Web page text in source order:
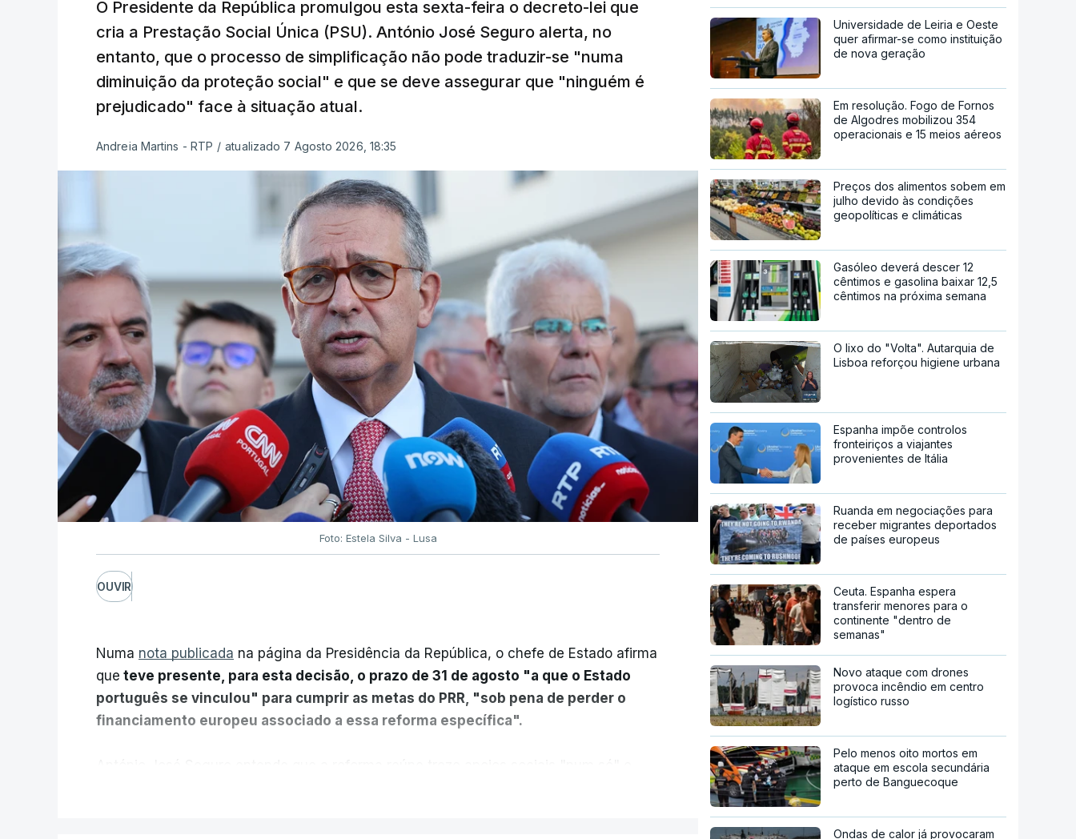
O Presidente da República promulgou esta sexta-feira o decreto-lei que
cria a Prestação Social Única (PSU). António José Seguro alerta, no
entanto, que o processo de simplificação não pode traduzir-se "numa
diminuição da proteção social" e que se deve assegurar que "ninguém é
prejudicado" face à situação atual.
Andreia Martins - RTP / atualizado 7 Agosto 2026, 18:35
Foto: Estela Silva - Lusa
OUVIR
Numa nota publicada na página da Presidência da República, o chefe de Estado afirma
que teve presente, para esta decisão, o prazo de 31 de agosto "a que o Estado
português se vinculou" para cumprir as metas do PRR, "sob pena de perder o
financiamento europeu associado a essa reforma específica".
Universidade de Leiria e Oeste
quer afirmar-se como instituição
de nova geração
Em resolução. Fogo de Fornos
de Algodres mobilizou 354
operacionais e 15 meios aéreos
Preços dos alimentos sobem em
julho devido às condições
geopolíticas e climáticas
Gasóleo deverá descer 12
cêntimos e gasolina baixar 12,5
cêntimos na próxima semana
O lixo do "Volta". Autarquia de
Lisboa reforçou higiene urbana
Espanha impõe controlos
fronteiriços a viajantes
provenientes de Itália
Ruanda em negociações para
receber migrantes deportados
de países europeus
Ceuta. Espanha espera
transferir menores para o
continente "dentro de
semanas"
Novo ataque com drones
provoca incêndio em centro
logístico russo
Pelo menos oito mortos em
ataque em escola secundária
perto de Banguecoque
Ondas de calor já provocaram